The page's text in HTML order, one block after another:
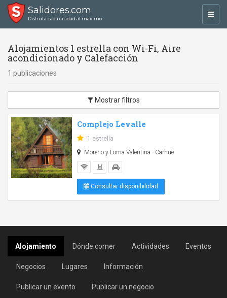
Salidores.com
Disfrutá cada ciudad al máximo
Alojamientos 1 estrella con Wi-Fi, Aire
acondicionado y Calefacción
1 publicaciones
Mostrar filtros
Complejo Levalle
1 estrella
Moreno y Loma Valentina - Carhué
Consultar disponibilidad
Alojamiento Dónde comer Actividades Eventos
Negocios Lugares Información
Publicar un evento Publicar un negocio